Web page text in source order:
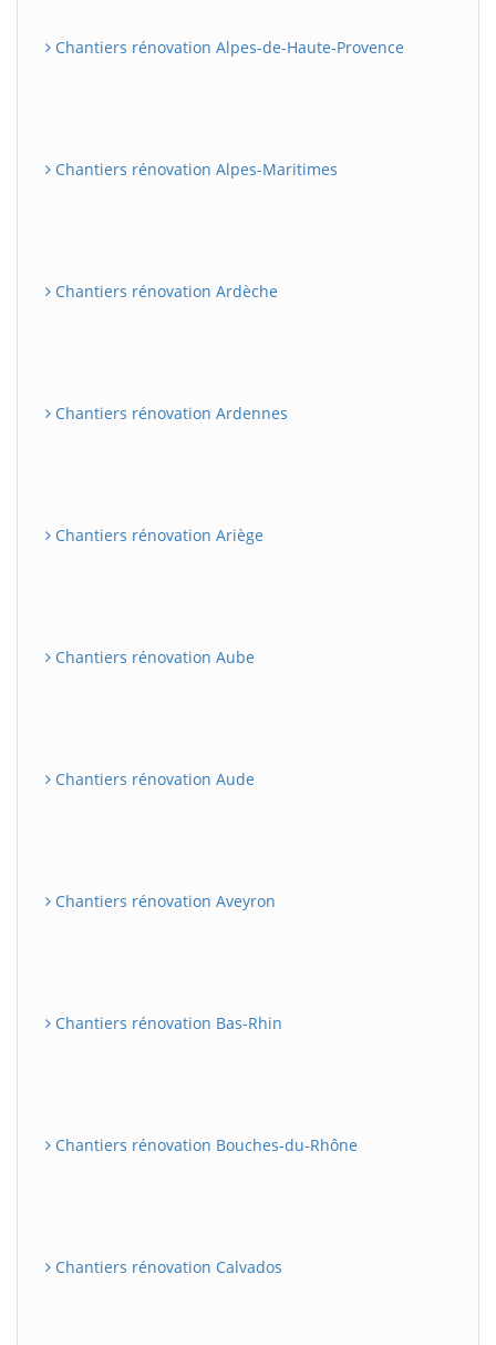
Chantiers rénovation Alpes-de-Haute-Provence
Chantiers rénovation Alpes-Maritimes
Chantiers rénovation Ardèche
Chantiers rénovation Ardennes
Chantiers rénovation Ariège
Chantiers rénovation Aube
Chantiers rénovation Aude
Chantiers rénovation Aveyron
Chantiers rénovation Bas-Rhin
Chantiers rénovation Bouches-du-Rhône
Chantiers rénovation Calvados